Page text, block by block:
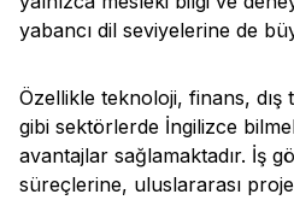
yabancı dil seviyelerine de
Özellikle teknoloji, finans,
gibi sektörlerde İngilizce
avantajlar sağlamaktadır. İş
süreçlerine, uluslararası